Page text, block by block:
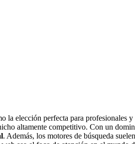
la elección perfecta para
altamente competitivo. Con un
. Además, los motores de búsqueda